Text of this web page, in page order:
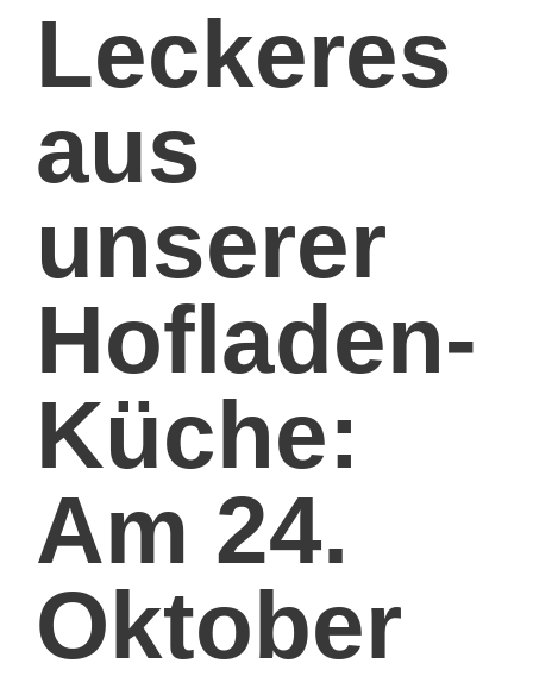
Leckeres
aus
unserer
Hofladen-
Küche:
Am 24.
Oktober